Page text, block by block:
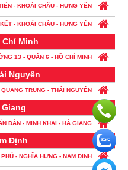
- KHOÁI CHÂU - HƯNG YÊN
- KHOÁI CHÂU - HƯNG YÊN
Minh
13 - QUẬN 6 - HỒ CHÍ MINH
Nguyên
TRUNG - THÁI NGUYÊN
ĐÀN - MINH KHAI - HÀ GIANG
Định
- NGHĨA HƯNG - NAM ĐỊNH